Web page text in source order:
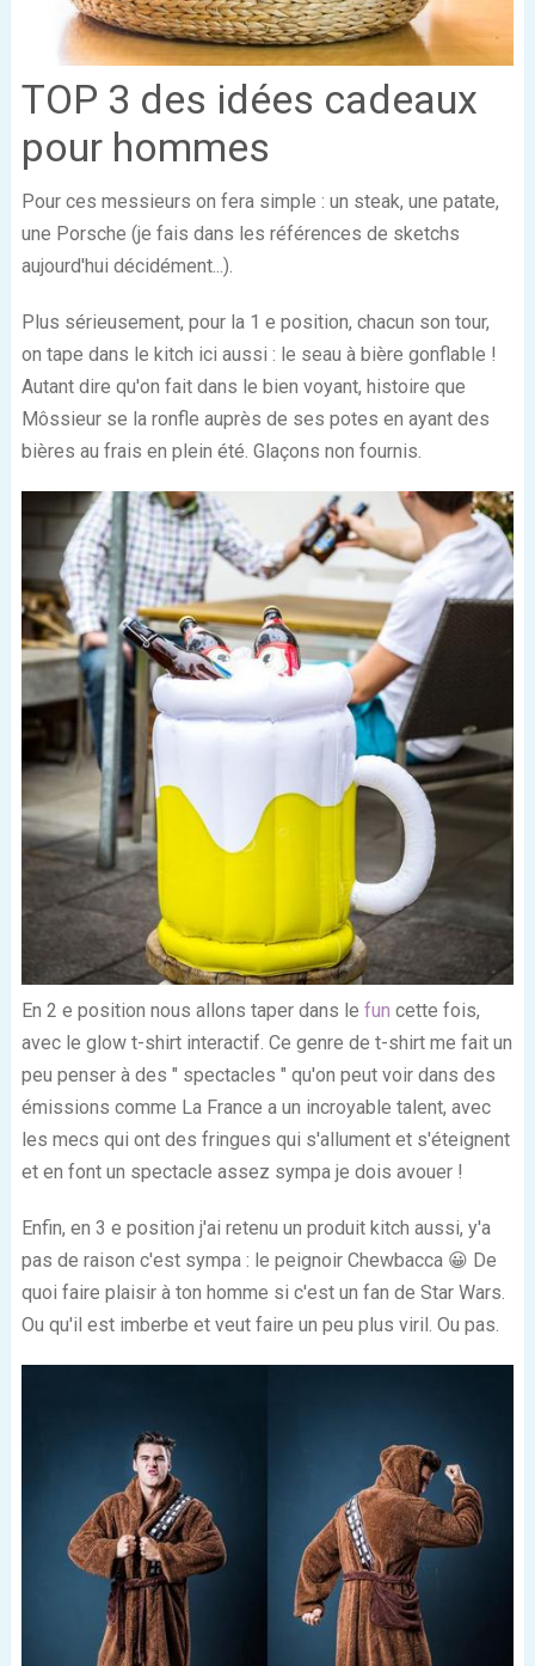
TOP 3 des idées cadeaux
pour hommes
Pour ces messieurs on fera simple : un steak, une patate,
une Porsche (je fais dans les références de sketchs
aujourd'hui décidément...).
Plus sérieusement, pour la 1 e position, chacun son tour,
on tape dans le kitch ici aussi : le seau à bière gonflable !
Autant dire qu'on fait dans le bien voyant, histoire que
Môssieur se la ronfle auprès de ses potes en ayant des
bières au frais en plein été. Glaçons non fournis.
En 2 e position nous allons taper dans le fun cette fois,
avec le glow t-shirt interactif. Ce genre de t-shirt me fait un
peu penser à des " spectacles " qu'on peut voir dans des
émissions comme La France a un incroyable talent, avec
les mecs qui ont des fringues qui s'allument et s'éteignent
et en font un spectacle assez sympa je dois avouer !
Enfin, en 3 e position j'ai retenu un produit kitch aussi, y'a
pas de raison c'est sympa : le peignoir Chewbacca 😀 De
quoi faire plaisir à ton homme si c'est un fan de Star Wars.
Ou qu'il est imberbe et veut faire un peu plus viril. Ou pas.